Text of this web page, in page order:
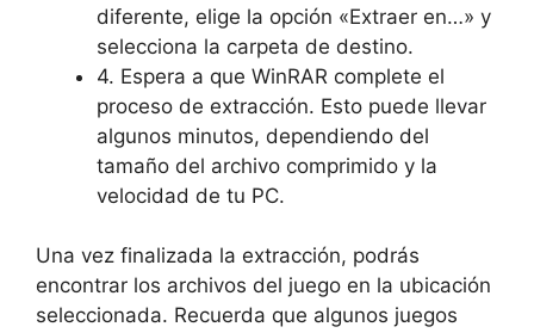
diferente, ⁤elige la⁤ opción «Extraer en…» y
selecciona la carpeta de destino.
4. Espera a que WinRAR complete el
‌proceso‍ de extracción. Esto puede llevar
algunos minutos, dependiendo del ​
tamaño del archivo comprimido⁢ y la
velocidad ⁢de tu PC.
Una vez ⁣finalizada ⁢la ‍extracción, ⁢podrás
⁤encontrar ⁢los ‍archivos⁣ del ⁤juego​ en la ubicación
seleccionada. Recuerda que algunos juegos